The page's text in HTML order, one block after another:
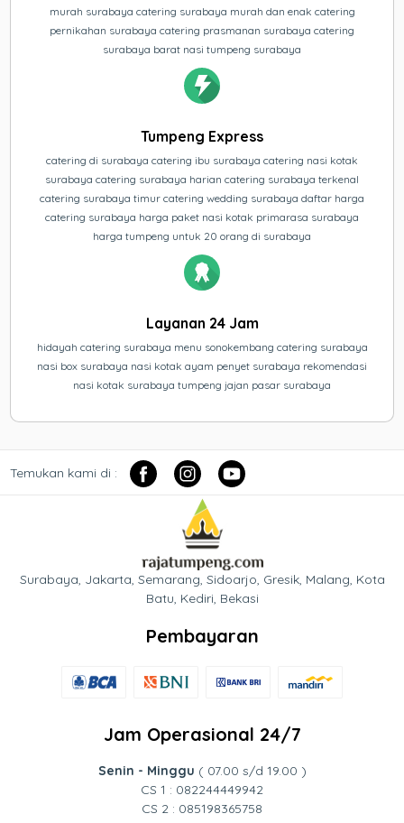
murah surabaya catering surabaya murah dan enak catering
pernikahan surabaya catering prasmanan surabaya catering
surabaya barat nasi tumpeng surabaya
Tumpeng Express
catering di surabaya catering ibu surabaya catering nasi kotak
surabaya catering surabaya harian catering surabaya terkenal
catering surabaya timur catering wedding surabaya daftar harga
catering surabaya harga paket nasi kotak primarasa surabaya
harga tumpeng untuk 20 orang di surabaya
Layanan 24 Jam
hidayah catering surabaya menu sonokembang catering surabaya
nasi box surabaya nasi kotak ayam penyet surabaya rekomendasi
nasi kotak surabaya tumpeng jajan pasar surabaya
Temukan kami di :
Surabaya, Jakarta, Semarang, Sidoarjo, Gresik, Malang, Kota
Batu, Kediri, Bekasi
Pembayaran
Jam Operasional 24/7
Senin - Minggu ( 07.00 s/d 19.00 )
CS 1 : 082244449942
CS 2 : 085198365758